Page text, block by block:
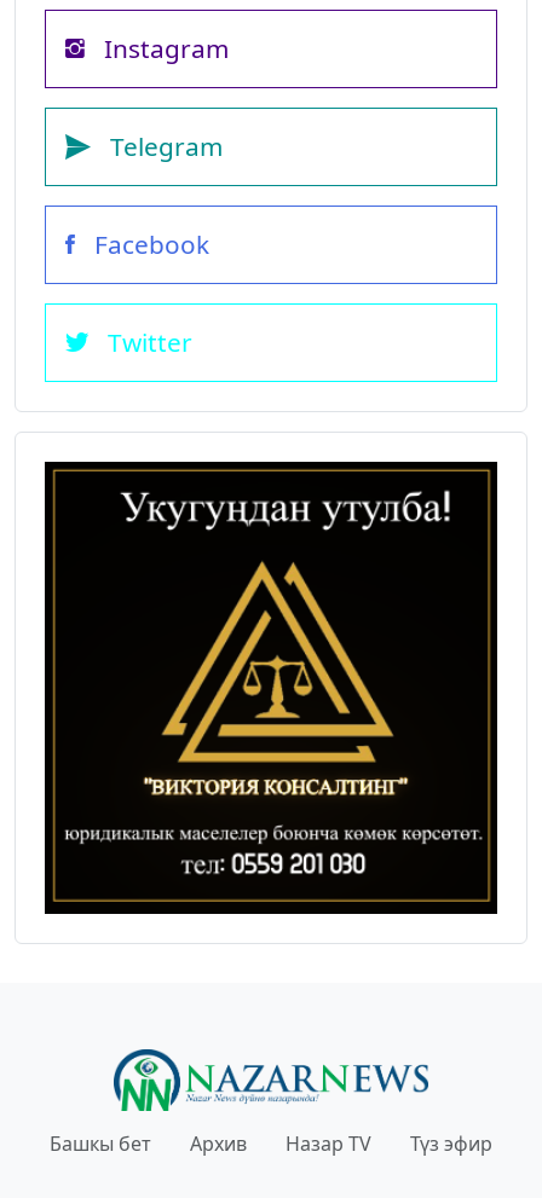
Instagram
Telegram
Facebook
Twitter
Башкы бет Архив Назар TV Түз эфир